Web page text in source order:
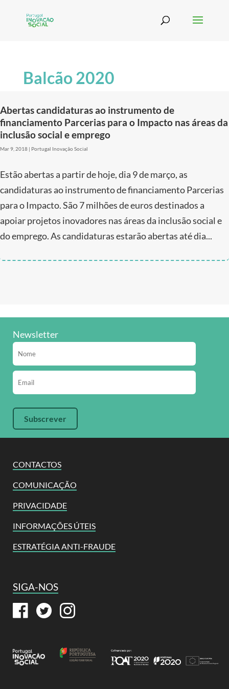
Balcão 2020
Abertas candidaturas ao instrumento de
financiamento Parcerias para o Impacto nas áreas da
inclusão social e emprego
Mar 9, 2018 | Portugal Inovação Social
Estão abertas a partir de hoje, dia 9 de março, as
candidaturas ao instrumento de financiamento Parcerias
para o Impacto. São 7 milhões de euros destinados a
apoiar projetos inovadores nas áreas da inclusão social e
do emprego. As candidaturas estarão abertas até dia...
CONTACTOS
COMUNICAÇÃO
PRIVACIDADE
INFORMAÇÕES ÚTEIS
ESTRATÉGIA ANTI-FRAUDE
SIGA-NOS
Newsletter